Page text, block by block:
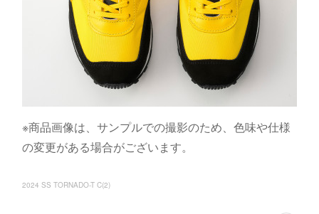
※商品画像は、サンプルでの撮影のため、色味や仕様
の変更がある場合がございます。
2024 SS TORNADO-T C(2)